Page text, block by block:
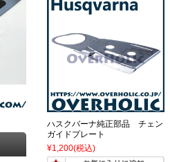
ハスクバーナ純正部品 チェン
ガイドプレート
¥1,200(税込)